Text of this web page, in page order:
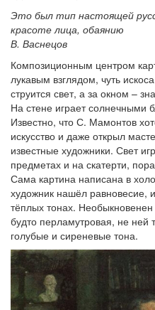
Это был тип настоящей
красоте лица, обаянию
В. Васнецов
Композиционным центром
лукавым взглядом, чуть
струится свет, а за окном –
На стене играет солнечными
Известно, что С. Мамонтов
искусство и даже открыл
известные художники. Свет
предметах и на скатерти,
Сама картина написана в
художник нашёл равновесие,
тёплых тонах.
будто перламутровая, не ней
голубые и сиреневые тона.